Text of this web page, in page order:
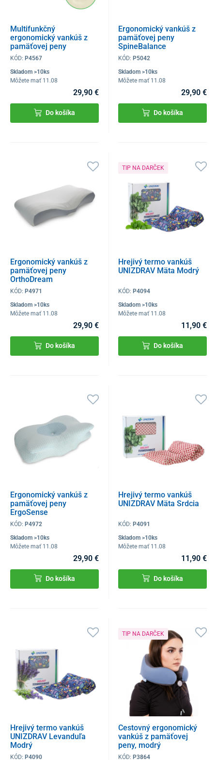
Multifunkčný
ergonomický vankúš z
pamäťovej peny
SoftBalance
KÓD: P4567
Skladom >10ks
Môžete mať 11.08
29,90 €
Do košíka
Ergonomický vankúš z
pamäťovej peny
SpineBalance
KÓD:P5042
Skladom >10ks
Môžete mať 11.08
29,90 €
Do košíka
Ergonomický vankúš z
pamäťovej peny
OrthoDream
KÓD: P4971
Skladom >10ks
Môžete mať 11.08
29,90 €
Do košíka
TIP NA DARČEK
Hrejivý termo vankúš
UNIZDRAV Mäta Modrý
KÓD:P4094
Skladom >10ks
Môžete mať 11.08
11,90 €
Do košíka
Ergonomický vankúš z
pamäťovej peny
ErgoSense
KÓD: P4972
Skladom >10ks
Môžete mať 11.08
29,90 €
Do košíka
Hrejivý termo vankúš
UNIZDRAV Mäta Srdcia
KÓD:P4091
Skladom >10ks
Môžete mať 11.08
11,90 €
Do košíka
Hrejivý termo vankúš
UNIZDRAV Levanduľa
Modrý
KÓD: P4090
TIP NA DARČEK
Cestovný ergonomický
vankúš z pamäťovej
peny, modrý
KÓD:P3864